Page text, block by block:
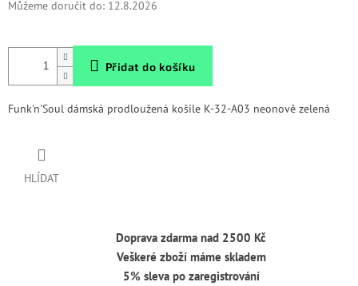
Můžeme doručit do: 12.8.2026
Přidat do košíku
Funk'n'Soul dámská prodloužená košile K-32-A03 neonově zelená
HLÍDAT
Doprava zdarma nad 2500 Kč
Veškeré zboží máme skladem
5% sleva po zaregistrování